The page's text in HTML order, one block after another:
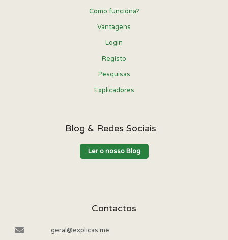
Como funciona?
Vantagens
Login
Registo
Pesquisas
Explicadores
Blog & Redes Sociais
Ler o nosso Blog
Contactos
geral@explicas.me